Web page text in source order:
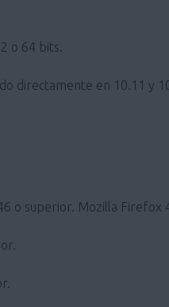
o 64 bits.
directamente en 10.11 y
o superior. Mozilla